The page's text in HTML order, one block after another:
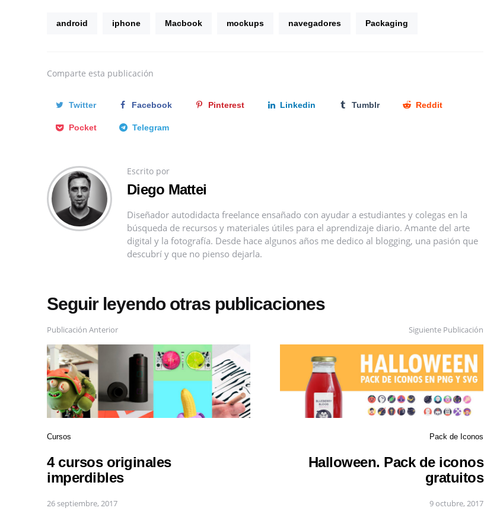
android iphone Macbook mockups navegadores Packaging
Comparte esta publicación
Twitter Facebook Pinterest Linkedin Tumblr Reddit
Pocket Telegram
Escrito por
Diego Mattei
Diseñador autodidacta freelance ensañado con ayudar a estudiantes y colegas en la
búsqueda de recursos y materiales útiles para el aprendizaje diario. Amante del arte
digital y la fotografía. Desde hace algunos años me dedico al blogging, una pasión que
descubrí y que no pienso dejarla.
Seguir leyendo otras publicaciones
Publicación Anterior
Cursos
4 cursos originales
imperdibles
26 septiembre, 2017
Siguiente Publicación
Pack de Iconos
Halloween. Pack de iconos
gratuitos
9 octubre, 2017